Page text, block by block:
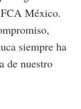
México.
siempre ha
de nuestro